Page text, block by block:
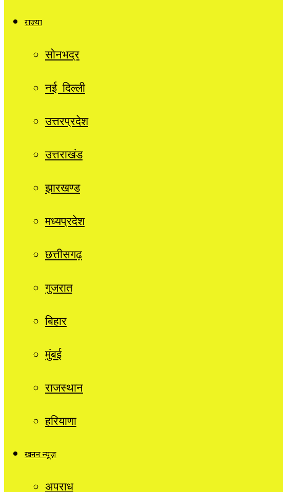
राज्यों
सोनभद्र
नई दिल्ली
उत्तरप्रदेश
उत्तराखंड
झारखण्ड
मध्यप्रदेश
छत्तीसगढ़
गुजरात
बिहार
मुंबई
राजस्थान
हरियाणा
खनन न्यूज़
अपराध